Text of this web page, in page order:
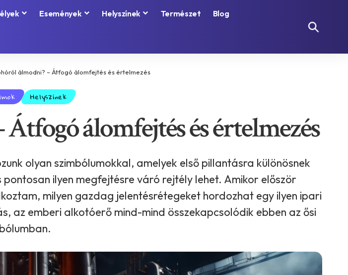
Események Helyszínek Természet Blog
álmodni? – Átfogó álomfejtés és értelmezés
Helyszínek
álomfejtés és értelmezés
olyan szimbólumokkal, amelyek első pillantásra különösnek
ilyen megfejtésre váró rejtély lehet. Amikor először
milyen gazdag jelentésrétegeket hordozhat egy ilyen ipari
az emberi alkotóerő mind-mind összekapcsolódik ebben az ősi